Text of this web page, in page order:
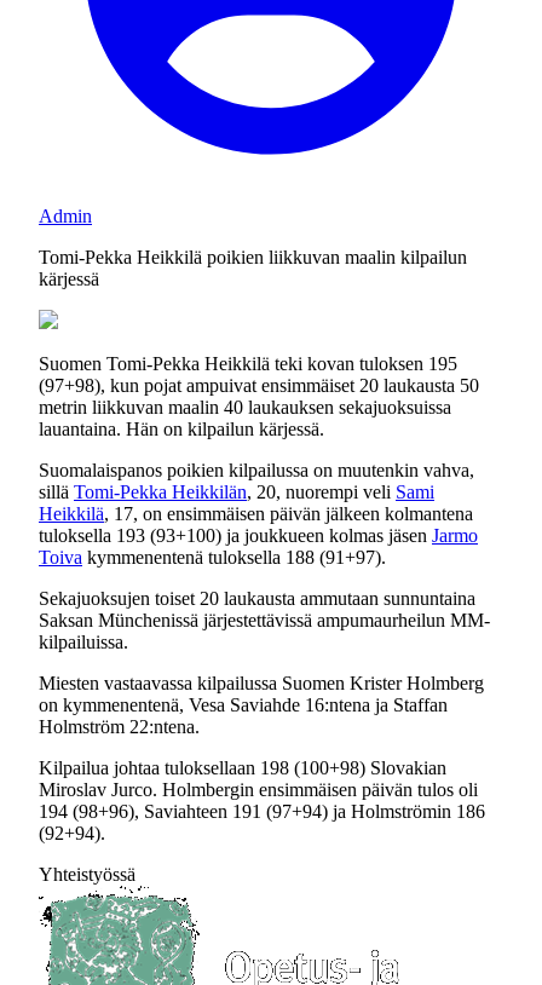
Admin
Tomi-Pekka Heikkilä poikien liikkuvan maalin kilpailun
kärjessä
Suomen Tomi-Pekka Heikkilä teki kovan tuloksen 195
(97+98), kun pojat ampuivat ensimmäiset 20 laukausta 50
metrin liikkuvan maalin 40 laukauksen sekajuoksuissa
lauantaina. Hän on kilpailun kärjessä.
Suomalaispanos poikien kilpailussa on muutenkin vahva,
sillä Tomi-Pekka Heikkilän, 20, nuorempi veli Sami
Heikkilä, 17, on ensimmäisen päivän jälkeen kolmantena
tuloksella 193 (93+100) ja joukkueen kolmas jäsen Jarmo
Toiva kymmenentenä tuloksella 188 (91+97).
Sekajuoksujen toiset 20 laukausta ammutaan sunnuntaina
Saksan Münchenissä järjestettävissä ampumaurheilun MM-
kilpailuissa.
Miesten vastaavassa kilpailussa Suomen Krister Holmberg
on kymmenentenä, Vesa Saviahde 16:ntena ja Staffan
Holmström 22:ntena.
Kilpailua johtaa tuloksellaan 198 (100+98) Slovakian
Miroslav Jurco. Holmbergin ensimmäisen päivän tulos oli
194 (98+96), Saviahteen 191 (97+94) ja Holmströmin 186
(92+94).
Yhteistyössä